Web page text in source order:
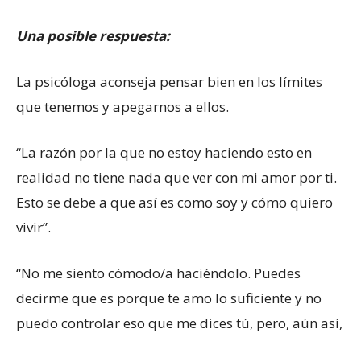
Una posible respuesta:
La psicóloga aconseja pensar bien en los límites
que tenemos y apegarnos a ellos.
“La razón por la que no estoy haciendo esto en
realidad no tiene nada que ver con mi amor por ti.
Esto se debe a que así es como soy y cómo quiero
vivir”.
“No me siento cómodo/a haciéndolo. Puedes
decirme que es porque te amo lo suficiente y no
puedo controlar eso que me dices tú, pero, aún así,